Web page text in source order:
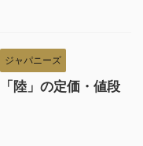
ジャパニーズ
陸」の定価・値段